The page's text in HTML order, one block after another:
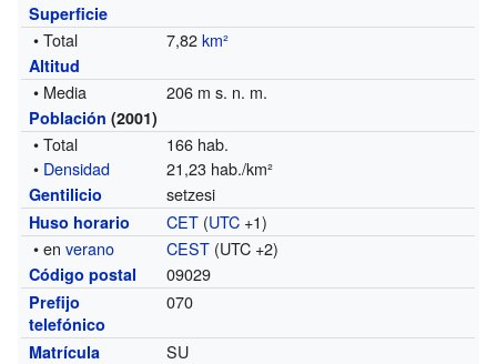
Superficie
• Total 7,82km²
Altitud
• Media 206 m s. n. m.
Población (2001)
• Total
166 hab.
• Densidad 21,23 hab./km²
Gentilicio setzesi
Huso horario CET (UTC +1)
• enverano CEST (UTC +2)
Código postal 09029
Prefijo
telefónico
070
Matrícula SU